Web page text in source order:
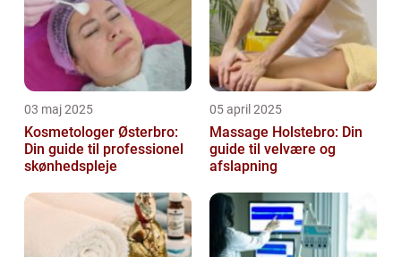
03 maj 2025
Kosmetologer Østerbro:
Din guide til professionel
skønhedspleje
05 april 2025
Massage Holstebro: Din
guide til velvære og
afslapning